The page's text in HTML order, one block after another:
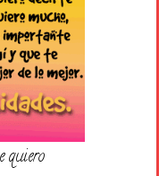
quiero